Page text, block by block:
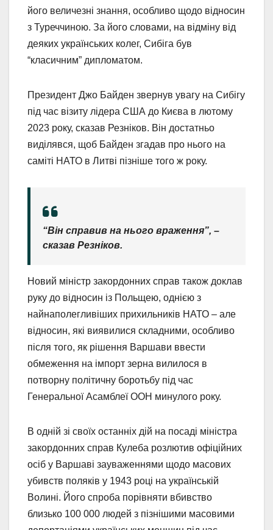
його величезні знання, особливо щодо відносин
з Туреччиною. За його словами, на відміну від
деяких українських колег, Сибіга був
“класичним” дипломатом.
Президент Джо Байден звернув увагу на Сибігу
під час візиту лідера США до Києва в лютому
2023 року, сказав Резніков. Він достатньо
виділявся, щоб Байден згадав про нього на
саміті НАТО в Литві пізніше того ж року.
“Він справив на нього враження”, –
сказав Резніков.
Новий міністр закордонних справ також доклав
руку до відносин із Польщею, однією з
найнаполегливіших прихильників НАТО – але
відносин, які виявилися складними, особливо
після того, як рішення Варшави ввести
обмеження на імпорт зерна вилилося в
потворну політичну боротьбу під час
Генеральної Асамблеї ООН минулого року.
В одній зі своїх останніх дій на посаді міністра
закордонних справ Кулеба розлютив офіційних
осіб у Варшаві зауваженнями щодо масових
убивств поляків у 1943 році на українській
Волині. Його спроба порівняти вбивство
близько 100 000 людей з пізнішими масовими